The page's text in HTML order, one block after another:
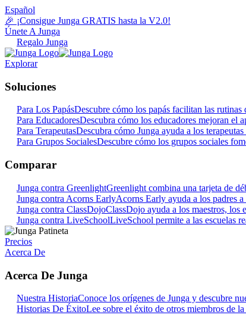
Español
🎉 ¡Consigue Junga GRATIS hasta la V2.0!
Únete A Junga
Regalo Junga
Explorar
Soluciones
Para Los PapásDescubre cómo los papás facilitan las
Para EducadoresDescubra cómo los educadores mejoran el
Para TerapeutasDescubra cómo Junga ayuda a los
Para Grupos SocialesDescubre cómo los grupos sociales
Comparar
Junga contra GreenlightGreenlight combina una tarjeta de
Junga contra Acorns EarlyAcorns Early ayuda a los padres
Junga contra ClassDojoClassDojo ayuda a los maestros, los
Junga contra LiveSchoolLiveSchool permite a las escuelas
Precios
Acerca De
Acerca De Junga
Nuestra HistoriaConoce los orígenes de Junga y descubre
Historias De ÉxitoLee sobre el éxito de otros miembros de